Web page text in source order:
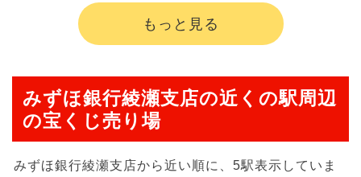
もっと見る
みずほ銀行綾瀬支店の近くの駅周辺
の宝くじ売り場
みずほ銀行綾瀬支店から近い順に、5駅表示していま